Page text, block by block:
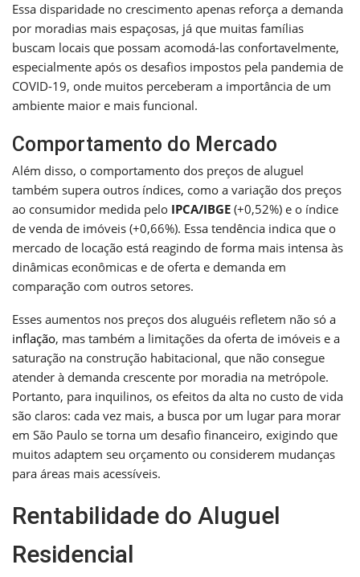
Essa disparidade no crescimento apenas reforça a demanda
por moradias mais espaçosas, já que muitas famílias
buscam locais que possam acomodá-las confortavelmente,
especialmente após os desafios impostos pela pandemia de
COVID-19, onde muitos perceberam a importância de um
ambiente maior e mais funcional.
Comportamento do Mercado
Além disso, o comportamento dos preços de aluguel
também supera outros índices, como a variação dos preços
ao consumidor medida pelo IPCA/IBGE (+0,52%) e o índice
de venda de imóveis (+0,66%). Essa tendência indica que o
mercado de locação está reagindo de forma mais intensa às
dinâmicas econômicas e de oferta e demanda em
comparação com outros setores.
Esses aumentos nos preços dos aluguéis refletem não só a
inflação, mas também a limitações da oferta de imóveis e a
saturação na construção habitacional, que não consegue
atender à demanda crescente por moradia na metrópole.
Portanto, para inquilinos, os efeitos da alta no custo de vida
são claros: cada vez mais, a busca por um lugar para morar
em São Paulo se torna um desafio financeiro, exigindo que
muitos adaptem seu orçamento ou considerem mudanças
para áreas mais acessíveis.
Rentabilidade do Aluguel
Residencial